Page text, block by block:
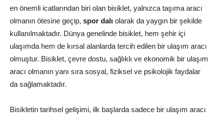
en önemli icatlarından biri olan bisiklet, yalnızca taşıma aracı
olmanın ötesine geçip, spor dalı olarak da yaygın bir şekilde
kullanılmaktadır. Dünya genelinde bisiklet, hem şehir içi
ulaşımda hem de kırsal alanlarda tercih edilen bir ulaşım aracı
olmuştur. Bisiklet, çevre dostu, sağlıklı ve ekonomik bir ulaşım
aracı olmanın yanı sıra sosyal, fiziksel ve psikolojik faydalar
da sağlamaktadır.
Bisikletin tarihsel gelişimi, ilk başlarda sadece bir ulaşım aracı